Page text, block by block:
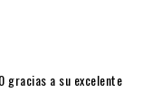
gracias a su excelente